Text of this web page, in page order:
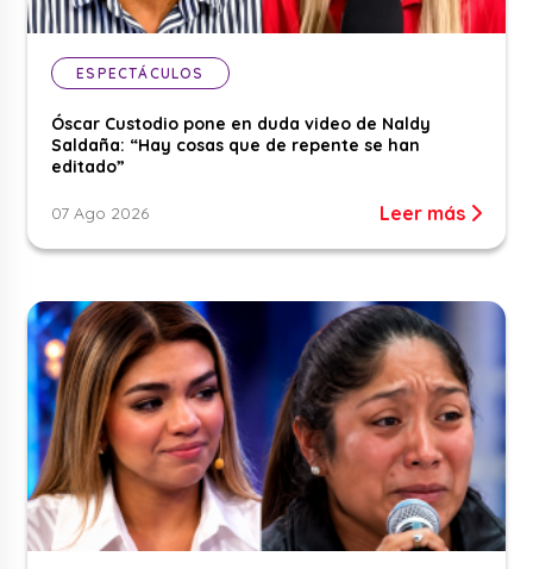
ESPECTÁCULOS
Óscar Custodio pone en duda video de Naldy
Saldaña: “Hay cosas que de repente se han
editado”
07 Ago 2026 Leer más